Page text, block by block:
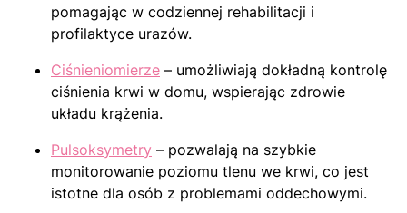
pomagając w codziennej rehabilitacji i
profilaktyce urazów.
Ciśnieniomierze – umożliwiają dokładną kontrolę
ciśnienia krwi w domu, wspierając zdrowie
układu krążenia.
Pulsoksymetry – pozwalają na szybkie
monitorowanie poziomu tlenu we krwi, co jest
istotne dla osób z problemami oddechowymi.